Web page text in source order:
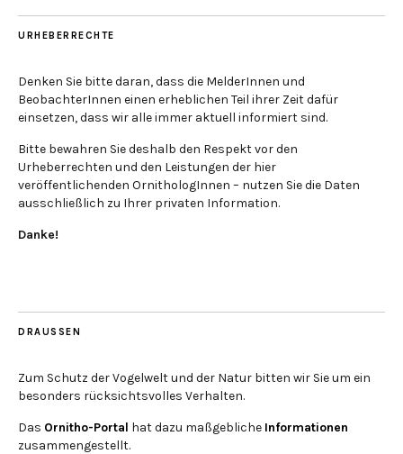
URHEBERRECHTE
Denken Sie bitte daran, dass die MelderInnen und
BeobachterInnen einen erheblichen Teil ihrer Zeit dafür
einsetzen, dass wir alle immer aktuell informiert sind.
Bitte bewahren Sie deshalb den Respekt vor den
Urheberrechten und den Leistungen der hier
veröffentlichenden OrnithologInnen – nutzen Sie die Daten
ausschließlich zu Ihrer privaten Information.
Danke!
DRAUSSEN
Zum Schutz der Vogelwelt und der Natur bitten wir Sie um ein
besonders rücksichtsvolles Verhalten.
Das Ornitho-Portal hat dazu maßgebliche Informationen
zusammengestellt.